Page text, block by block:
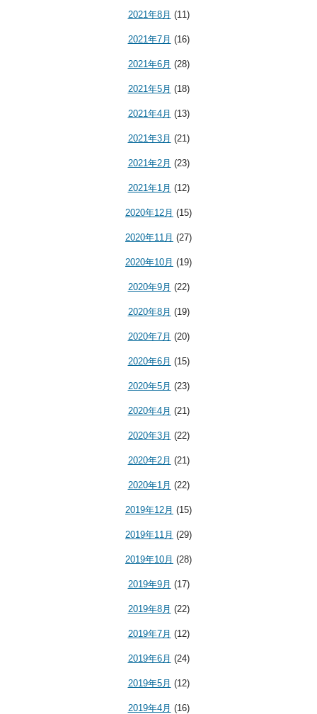
2021年8月 (11)
2021年7月 (16)
2021年6月 (28)
2021年5月 (18)
2021年4月 (13)
2021年3月 (21)
2021年2月 (23)
2021年1月 (12)
2020年12月 (15)
2020年11月 (27)
2020年10月 (19)
2020年9月 (22)
2020年8月 (19)
2020年7月 (20)
2020年6月 (15)
2020年5月 (23)
2020年4月 (21)
2020年3月 (22)
2020年2月 (21)
2020年1月 (22)
2019年12月 (15)
2019年11月 (29)
2019年10月 (28)
2019年9月 (17)
2019年8月 (22)
2019年7月 (12)
2019年6月 (24)
2019年5月 (12)
2019年4月 (16)